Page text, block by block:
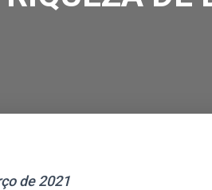
de 2021